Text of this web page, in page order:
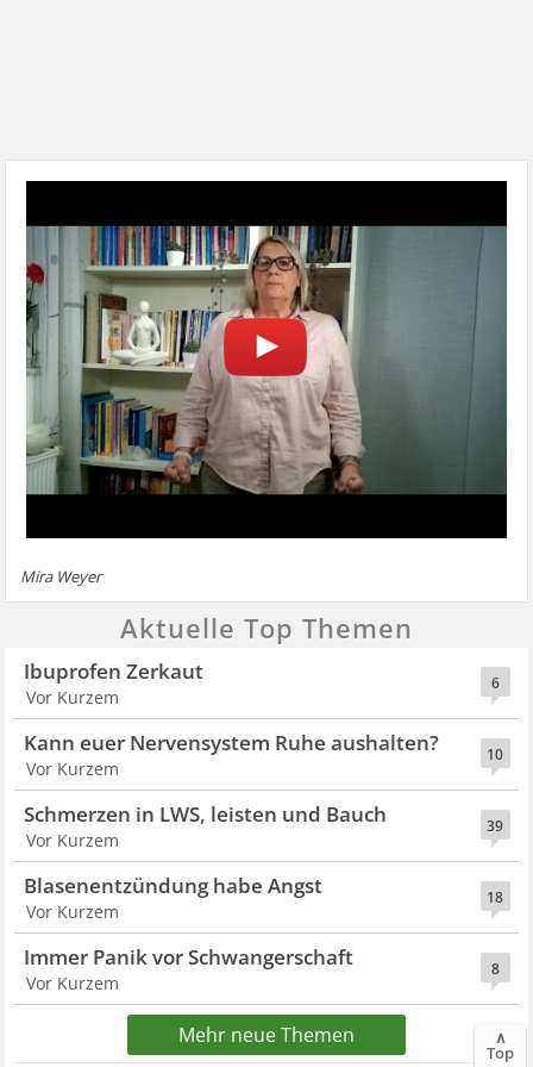
Mira Weyer
Aktuelle Top Themen
6
Ibuprofen Zerkaut
Vor Kurzem
10
Kann euer Nervensystem Ruhe aushalten?
Vor Kurzem
39
Schmerzen in LWS, leisten und Bauch
Vor Kurzem
18
Blasenentzündung habe Angst
Vor Kurzem
8
Immer Panik vor Schwangerschaft
Vor Kurzem
Mehr neue Themen ∧
Top